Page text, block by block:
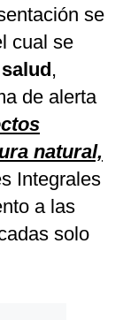
se
cual se
,
de alerta
natural,
Integrales
a las
solo